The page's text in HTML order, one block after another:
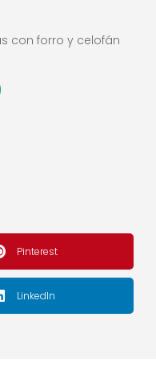
con forro y celofán
Pinterest
LinkedIn